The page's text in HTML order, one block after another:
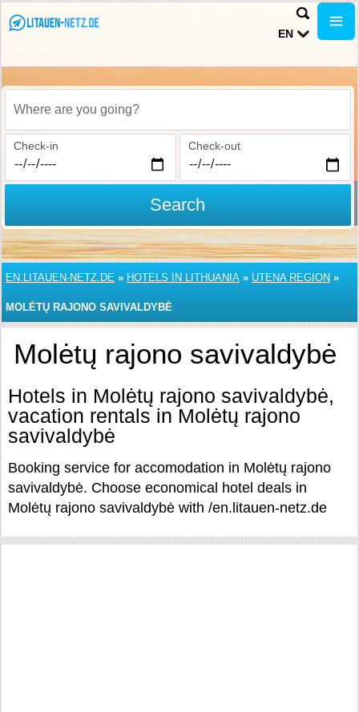
EN
Where are you going?
Check-in Check-out
Search
EN.LITAUEN-NETZ.DE » HOTELS IN LITHUANIA » UTENA REGION »
MOLĖTŲ RAJONO SAVIVALDYBĖ
Molėtų rajono savivaldybė
Hotels in Molėtų rajono savivaldybė,
vacation rentals in Molėtų rajono
savivaldybė
Booking service for accomodation in Molėtų rajono
savivaldybė. Choose economical hotel deals in
Molėtų rajono savivaldybė with /en.litauen-netz.de